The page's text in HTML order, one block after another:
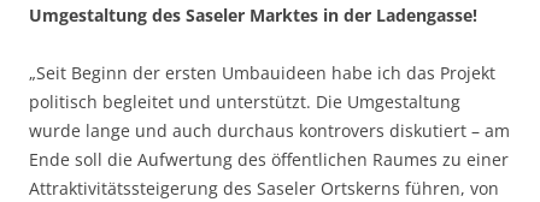
Umgestaltung des Saseler Marktes in der Ladengasse!
„Seit Beginn der ersten Umbauideen habe ich das Projekt
politisch begleitet und unterstützt. Die Umgestaltung
wurde lange und auch durchaus kontrovers diskutiert – am
Ende soll die Aufwertung des öffentlichen Raumes zu einer
Attraktivitätssteigerung des Saseler Ortskerns führen, von